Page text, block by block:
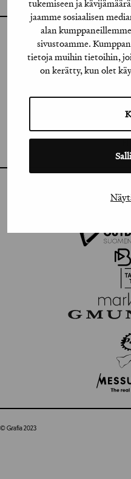
tukemiseen ja
jaamme sosiaalisen
alan
sivustoamme.
tietoja muihin tietoihin,
on kerätty, kun olet
© Grafia 2023